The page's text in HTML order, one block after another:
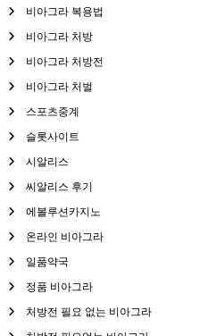
비아그라 복용법
비아그라 처방
비아그라 처방전
비아그라 처벌
스포츠중계
슬롯사이트
시알리스
씨알리스 후기
에볼루션카지노
온라인 비아그라
일품약국
정품 비아그라
처방전 필요 없는 비아그라